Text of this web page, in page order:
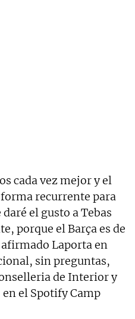
cada vez mejor y el
forma recurrente para
el gusto a Tebas
porque el Barça es de
afirmado Laporta en
sin preguntas,
de Interior y
en el Spotify Camp